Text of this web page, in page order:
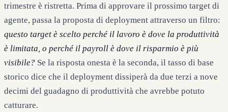
trimestre è ristretta. Prima di approvare il prossimo target di
agente, passa la proposta di deployment attraverso un filtro:
questo target è scelto perché il lavoro è dove la produttività
è limitata, o perché il payroll è dove il risparmio è più
visibile? Se la risposta onesta è la seconda, il tasso di base
storico dice che il deployment dissiperà da due terzi a nove
decimi del guadagno di produttività che avrebbe potuto
catturare.